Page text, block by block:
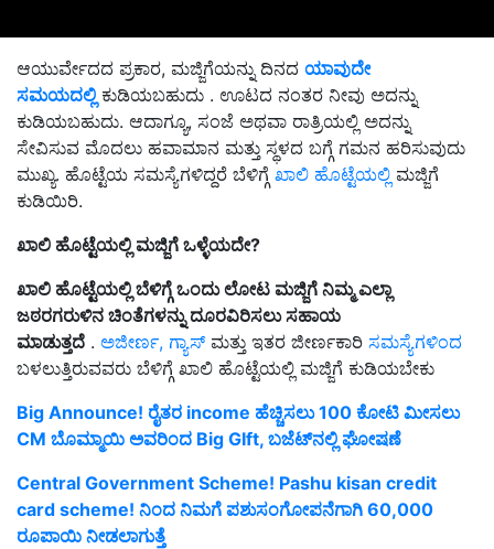
ಆಯುರ್ವೇದದ ಪ್ರಕಾರ, ಮಜ್ಜಿಗೆಯನ್ನು ದಿನದ ಯಾವುದೇ
ಸಮಯದಲ್ಲಿ ಕುಡಿಯಬಹುದು . ಊಟದ ನಂತರ ನೀವು ಅದನ್ನು
ಕುಡಿಯಬಹುದು. ಆದಾಗ್ಯೂ, ಸಂಜೆ ಅಥವಾ ರಾತ್ರಿಯಲ್ಲಿ ಅದನ್ನು
ಸೇವಿಸುವ ಮೊದಲು ಹವಾಮಾನ ಮತ್ತು ಸ್ಥಳದ ಬಗ್ಗೆ ಗಮನ ಹರಿಸುವುದು
ಮುಖ್ಯ. ಹೊಟ್ಟೆಯ ಸಮಸ್ಯೆಗಳಿದ್ದರೆ ಬೆಳಿಗ್ಗೆ ಖಾಲಿ ಹೊಟ್ಟೆಯಲ್ಲಿ ಮಜ್ಜಿಗೆ
ಕುಡಿಯಿರಿ.
ಖಾಲಿ ಹೊಟ್ಟೆಯಲ್ಲಿ ಮಜ್ಜಿಗೆ ಒಳ್ಳೆಯದೇ?
ಖಾಲಿ ಹೊಟ್ಟೆಯಲ್ಲಿ ಬೆಳಿಗ್ಗೆ ಒಂದು ಲೋಟ ಮಜ್ಜಿಗೆ ನಿಮ್ಮ ಎಲ್ಲಾ
ಜಠರಗರುಳಿನ ಚಿಂತೆಗಳನ್ನು ದೂರವಿರಿಸಲು ಸಹಾಯ
ಮಾಡುತ್ತದೆ . ಅಜೀರ್ಣ, ಗ್ಯಾಸ್ಮತ್ತು ಇತರ ಜೀರ್ಣಕಾರಿ ಸಮಸ್ಯೆಗಳಿಂದ
ಬಳಲುತ್ತಿರುವವರು ಬೆಳಿಗ್ಗೆ ಖಾಲಿ ಹೊಟ್ಟೆಯಲ್ಲಿ ಮಜ್ಜಿಗೆ ಕುಡಿಯಬೇಕು
Big Announce! ರೈತರ income ಹೆಚ್ಚಿಸಲು 100 ಕೋಟಿ ಮೀಸಲು
CM ಬೊಮ್ಮಾಯಿ ಅವರಿಂದ Big GIft, ಬಜೆಟ್‌ನಲ್ಲಿ ಘೋಷಣೆ
Central Government Scheme! Pashu kisan credit
card scheme! ನಿಂದ ನಿಮಗೆ ಪಶುಸಂಗೋಪನೆಗಾಗಿ 60,000
ರೂಪಾಯಿ ನೀಡಲಾಗುತ್ತೆ